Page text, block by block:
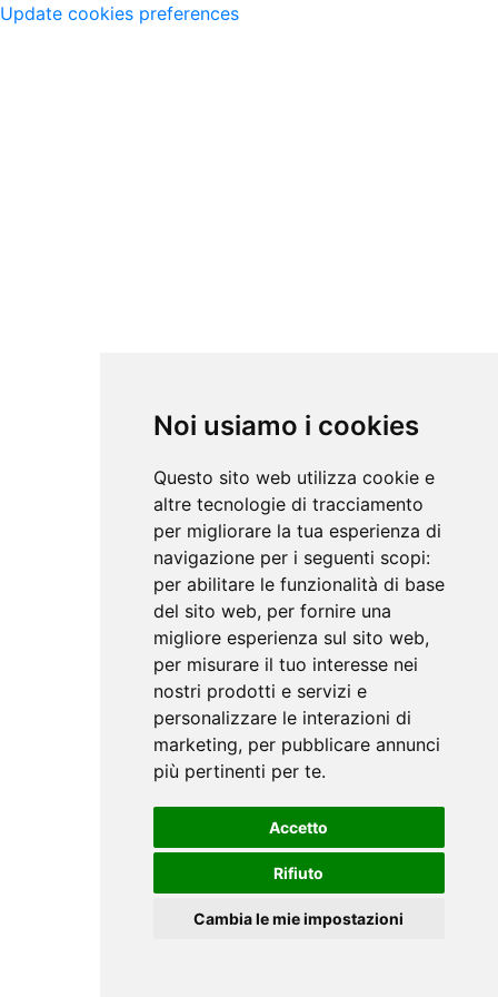
Noi usiamo i cookies
Questo sito web utilizza cookie e
altre tecnologie di tracciamento
per migliorare la tua esperienza di
navigazione per i seguenti scopi:
per abilitare le funzionalità di base
del sito web, per fornire una
migliore esperienza sul sito web,
per misurare il tuo interesse nei
nostri prodotti e servizi e
personalizzare le interazioni di
marketing, per pubblicare annunci
più pertinenti per te.
Accetto
Rifiuto
Cambia le mie impostazioni
Update cookies preferences